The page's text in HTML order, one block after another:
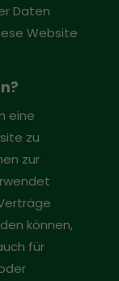
Daten
Website
eine
zu
zur
können,
für